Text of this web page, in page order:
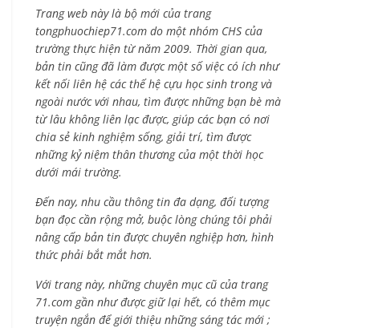
Trang web này là bộ mới của trang
tongphuochiep71.com do một nhóm CHS của
trường thực hiện từ năm 2009. Thời gian qua,
bản tin cũng đã làm được một số việc có ích như
kết nối liên hệ các thế hệ cựu học sinh trong và
ngoài nước với nhau, tìm được những bạn bè mà
từ lâu không liên lạc được, giúp các bạn có nơi
chia sẻ kinh nghiệm sống, giải trí, tìm được
những kỷ niệm thân thương của một thời học
dưới mái trường.
Đến nay, nhu cầu thông tin đa dạng, đối tượng
bạn đọc cần rộng mở, buộc lòng chúng tôi phải
nâng cấp bản tin được chuyên nghiệp hơn, hình
thức phải bắt mắt hơn.
Với trang này, những chuyên mục cũ của trang
71.com gần như được giữ lại hết, có thêm mục
truyện ngắn để giới thiệu những sáng tác mới ;